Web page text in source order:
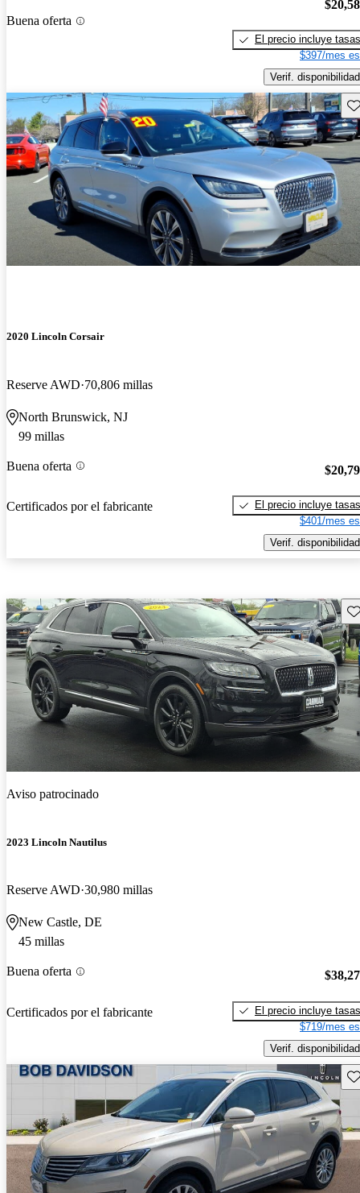
Buena oferta
El precio incluye tasas
$397/mes
Verif. disponibilidad
2020 Lincoln Corsair
Reserve AWD 70,806 millas
North Brunswick, NJ
99 millas
Buena oferta
Certificados por el fabricante
El precio incluye tasas
$401/mes
Verif. disponibilidad
Aviso patrocinado
2023 Lincoln Nautilus
Reserve AWD 30,980 millas
New Castle, DE
45 millas
Buena oferta
Certificados por el fabricante
El precio incluye tasas
$719/mes
Verif. disponibilidad